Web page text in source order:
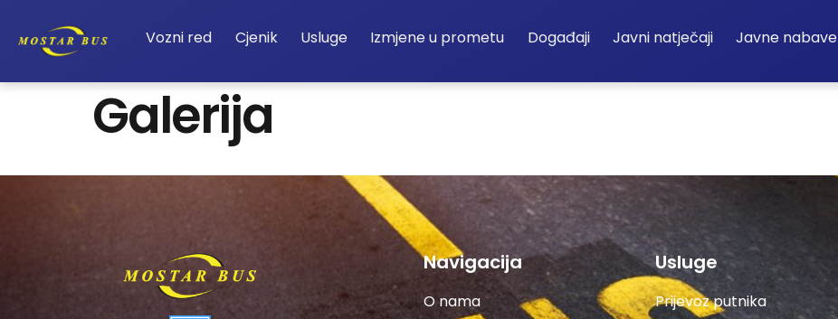
Vozni red Cjenik Usluge Izmjene u prometu Događaji Javni natječaji Javne nabave
Galerija
Navigacija
O nama
Usluge
Prijevoz putnika